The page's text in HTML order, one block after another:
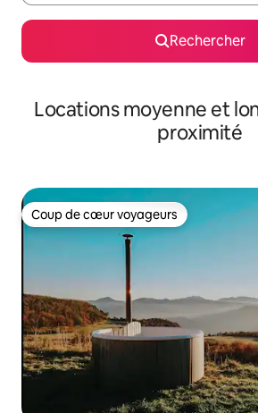
Rechercher
Locations moyenne et
proximité
Coup de cœur voyageurs
Coup de cœur voyageurs